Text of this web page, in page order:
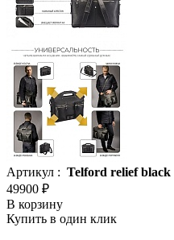
Артикул : Telford relief black
49900 ₽
В корзину
Купить в один клик